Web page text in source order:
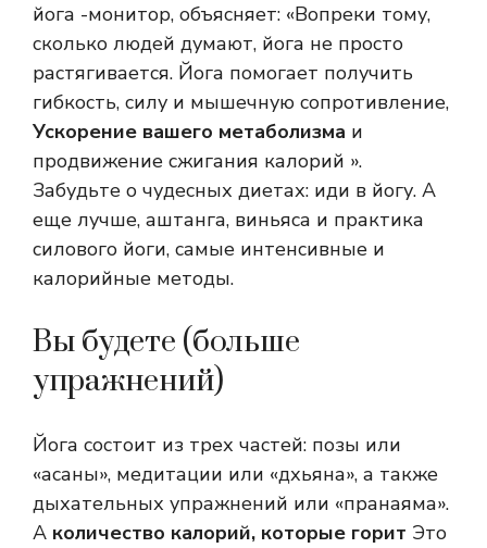
йога -монитор, объясняет: «Вопреки тому,
сколько людей думают, йога не просто
растягивается. Йога помогает получить
гибкость, силу и мышечную сопротивление,
Ускорение вашего метаболизма и
продвижение сжигания калорий ».
Забудьте о чудесных диетах: иди в йогу. А
еще лучше, аштанга, виньяса и практика
силового йоги, самые интенсивные и
калорийные методы.
Вы будете (больше
упражнений)
Йога состоит из трех частей: позы или
«асаны», медитации или «дхьяна», а также
дыхательных упражнений или «пранаяма».
А количество калорий, которые горит Это